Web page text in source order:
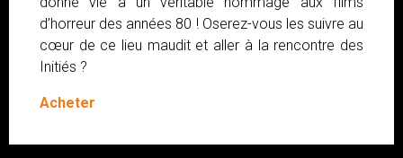
d’horreur des années 80 ! Oserez-vous les suivre au
cœur de ce lieu maudit et aller à la rencontre des
Initiés ?
Acheter